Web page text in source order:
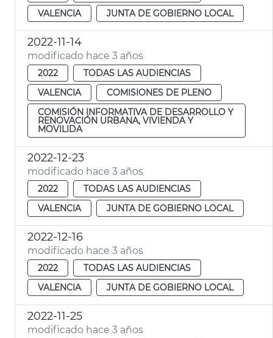
VALENCIA
JUNTA DE GOBIERNO LOCAL
2022-11-14
modificado hace 3 años
2022
TODAS LAS AUDIENCIAS
VALENCIA
COMISIONES DE PLENO
COMISIÓN INFORMATIVA DE DESARROLLO Y
RENOVACIÓN URBANA, VIVIENDA Y
MOVILIDA
2022-12-23
modificado hace 3 años
2022
TODAS LAS AUDIENCIAS
VALENCIA
JUNTA DE GOBIERNO LOCAL
2022-12-16
modificado hace 3 años
2022
TODAS LAS AUDIENCIAS
VALENCIA
JUNTA DE GOBIERNO LOCAL
2022-11-25
modificado hace 3 años